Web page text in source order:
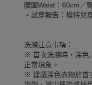
腰圍Waist：60cm／
‧試穿報告：模特兒
洗滌注意事項：
※ 首次洗滌時，深色
正常現象。
※ 建議深色衣物於首